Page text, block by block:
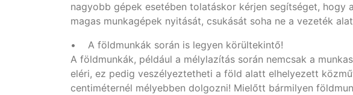
nagyobb gépek esetében tolatáskor kérjen segítséget,
magas munkagépek nyitását, csukását soha ne a vezeték
• A földmunkák során is legyen körültekintő!
A földmunkák, például a mélylazítás során nemcsak a
eléri, ez pedig veszélyeztetheti a föld alatt elhelyezett
centiméternél mélyebben dolgozni! Mielőtt bármilyen